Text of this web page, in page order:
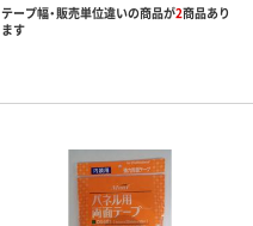
テープ幅・販売単位違いの商品が2商品あり
ます